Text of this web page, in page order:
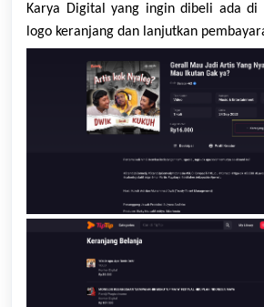
Karya Digital yang ingin dibeli ada di
logo keranjang dan lanjutkan